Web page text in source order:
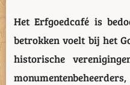
Het Erfgoedcafé is
betrokken voelt bij het
historische